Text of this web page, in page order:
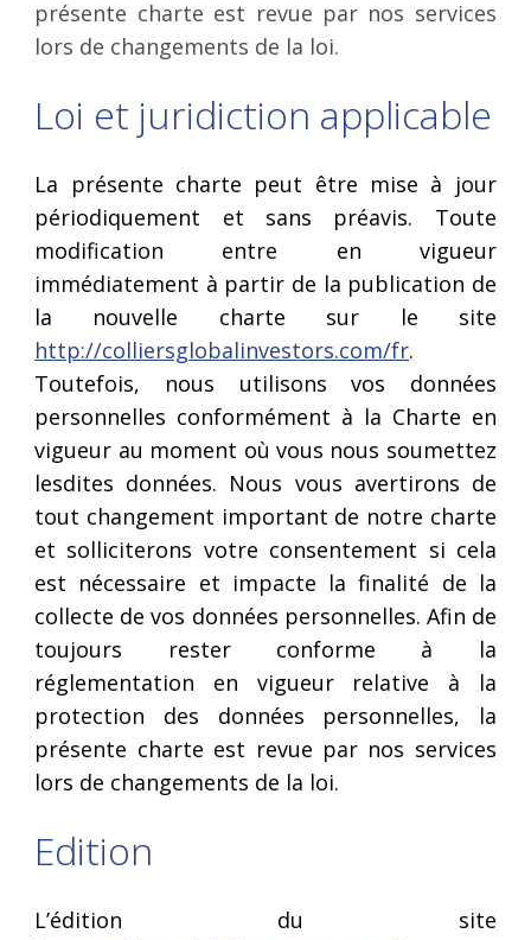
présente charte est revue par nos services
lors de changements de la loi.
Loi et juridiction applicable
La présente charte peut être mise à jour
périodiquement et sans préavis. Toute
modification entre en vigueur
immédiatement à partir de la publication de
la nouvelle charte sur le site
http://colliersglobalinvestors.com/fr.
Toutefois, nous utilisons vos données
personnelles conformément à la Charte en
vigueur au moment où vous nous soumettez
lesdites données. Nous vous avertirons de
tout changement important de notre charte
et solliciterons votre consentement si cela
est nécessaire et impacte la finalité de la
collecte de vos données personnelles. Afin de
toujours rester conforme à la
réglementation en vigueur relative à la
protection des données personnelles, la
présente charte est revue par nos services
lors de changements de la loi.
Edition
L’édition du site